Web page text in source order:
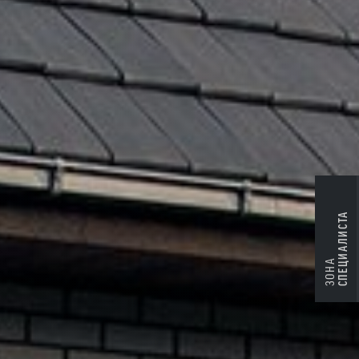
ЗОНАСПЕЦИАЛИСТА